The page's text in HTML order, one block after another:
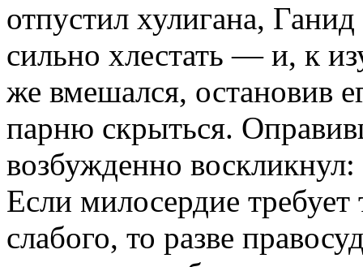
отпустил хулигана,
сильно хлестать — и, к
же вмешался, остановив
парню скрыться.
возбужденно
Если милосердие
слабого, то разве